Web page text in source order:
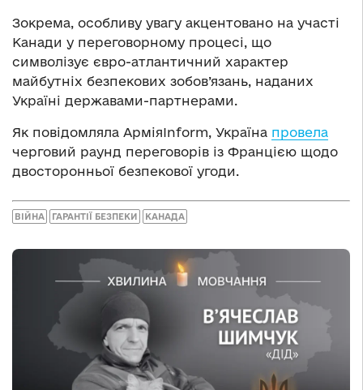
Зокрема, особливу увагу акцентовано на участі
Канади у переговорному процесі, що
символізує євро-атлантичний характер
майбутніх безпекових зобов’язань, наданих
Україні державами-партнерами.
Як повідомляла АрміяInform, Україна провела
черговий раунд переговорів із Францією щодо
двосторонньої безпекової угоди.
ВІЙНА ГАРАНТІЇ БЕЗПЕКИ КАНАДА